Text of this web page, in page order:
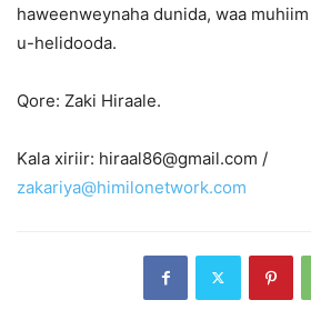
haweenweynaha dunida, waa
u-helidooda.
Qore: Zaki Hiraale.
Kala xiriir: hiraal86@gmail.com /
zakariya@himilonetwork.com